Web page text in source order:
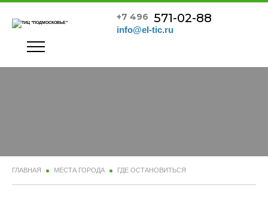
+7 496 571-02-88
info@el-tic.ru
ГЛАВНАЯ МЕСТА ГОРОДА ГДЕ ОСТАНОВИТЬСЯ